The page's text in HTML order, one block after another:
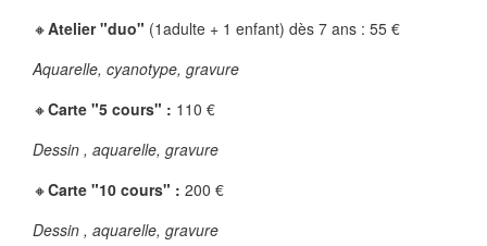
🔸Atelier "duo" (1adulte + 1 enfant) dès 7 ans : 55 €
Aquarelle, cyanotype, gravure
🔸Carte "5 cours" : 110 €
Dessin , aquarelle, gravure
🔸Carte "10 cours" : 200 €
Dessin , aquarelle, gravure